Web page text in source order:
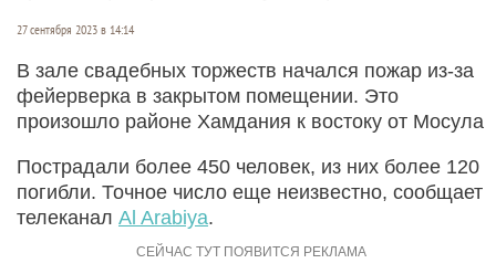
27 сентября 2023 в 14:14
В зале свадебных торжеств начался пожар из-за
фейерверка в закрытом помещении. Это
произошло районе Хамдания к востоку от Мосула
Пострадали более 450 человек, из них более 120
погибли. Точное число еще неизвестно, сообщает
телеканал Al Arabiya.